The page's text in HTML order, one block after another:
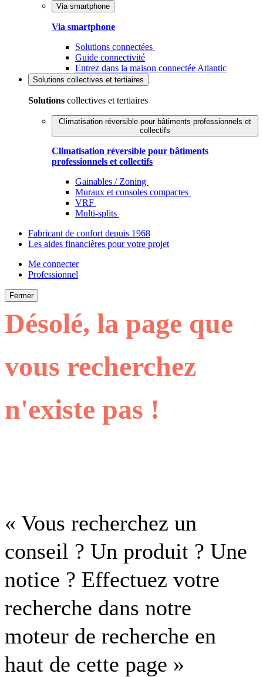
Via smartphone
Via smartphone
Solutions connectées
Guide connectivité
Entrez dans la maison connectée Atlantic
Solutions collectives et tertiaires
Solutions collectives et tertiaires
Climatisation réversible pour bâtiments professionnels et
collectifs
Climatisation réversible pour bâtiments
professionnels et collectifs
Gainables / Zoning
Muraux et consoles compactes
VRF
Multi-splits
Fabricant de confort depuis 1968
Les aides financières pour votre projet
Me connecter
Professionnel
Fermer
Désolé, la page que
vous recherchez
n'existe pas !
« Vous recherchez un
conseil ? Un produit ? Une
notice ? Effectuez votre
recherche dans notre
moteur de recherche en
haut de cette page »